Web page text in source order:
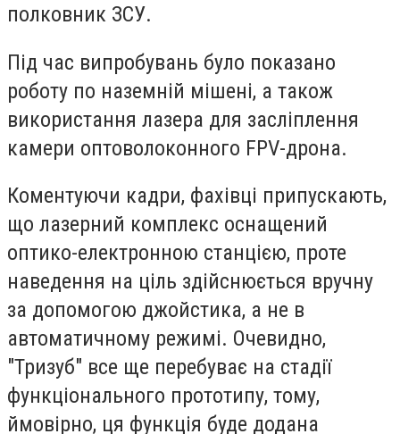
полковник ЗСУ.
Під час випробувань було показано
роботу по наземній мішені, а також
використання лазера для засліплення
камери оптоволоконного FPV-дрона.
Коментуючи кадри, фахівці припускають,
що лазерний комплекс оснащений
оптико-електронною станцією, проте
наведення на ціль здійснюється вручну
за допомогою джойстика, а не в
автоматичному режимі. Очевидно,
"Тризуб" все ще перебуває на стадії
функціонального прототипу, тому,
ймовірно, ця функція буде додана